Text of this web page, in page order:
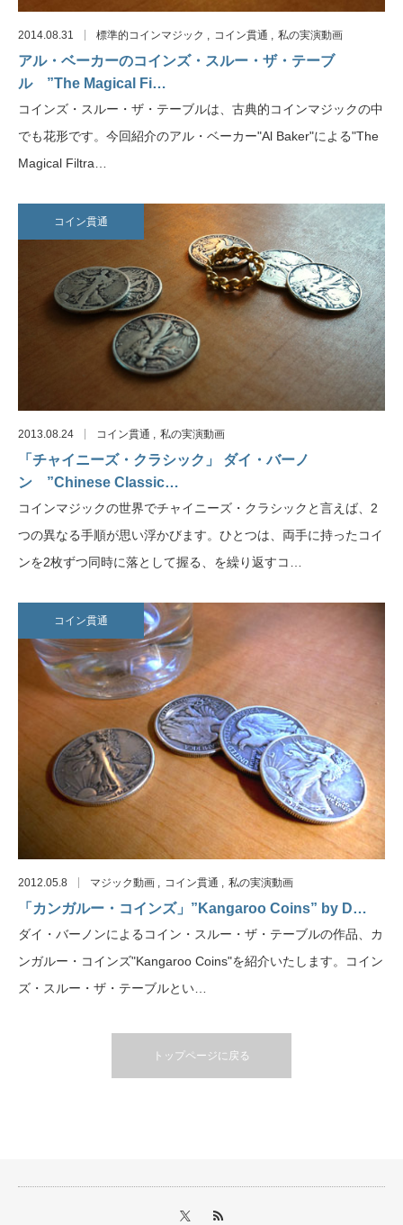
2014.08.31 標準的コインマジック コイン貫通 私の実演動画
アル・ベーカーのコインズ・スルー・ザ・テーブ
ル ”The Magical Fi…
コインズ・スルー・ザ・テーブルは、古典的コインマジックの中
でも花形です。今回紹介のアル・ベーカー"Al Baker"による"The
Magical Filtra…
コイン貫通
2013.08.24 コイン貫通 私の実演動画
「チャイニーズ・クラシック」 ダイ・バーノ
ン ”Chinese Classic…
コインマジックの世界でチャイニーズ・クラシックと言えば、2
つの異なる手順が思い浮かびます。ひとつは、両手に持ったコイ
ンを2枚ずつ同時に落として握る、を繰り返すコ…
コイン貫通
2012.05.8 マジック動画 コイン貫通 私の実演動画
「カンガルー・コインズ」”Kangaroo Coins” by D…
ダイ・バーノンによるコイン・スルー・ザ・テーブルの作品、カ
ンガルー・コインズ"Kangaroo Coins"を紹介いたします。コイン
ズ・スルー・ザ・テーブルとい…
トップページに戻る